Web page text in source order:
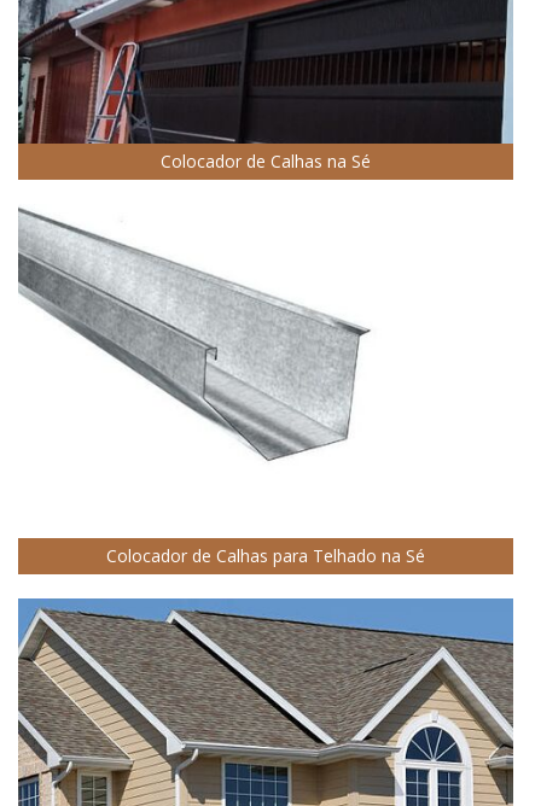
Colocador de Calhas na Sé
Colocador de Calhas para Telhado na Sé